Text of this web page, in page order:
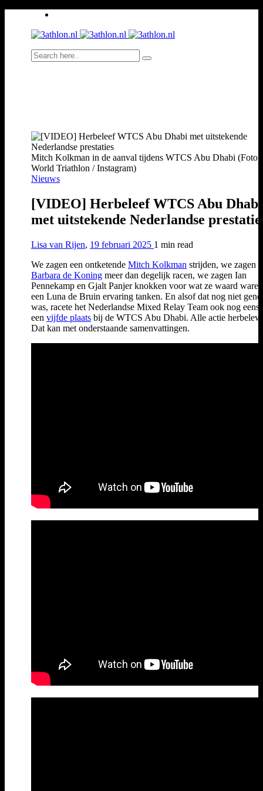
Mitch Kolkman in de aanval tijdens WTCS Abu Dhabi (Foto:
World Triathlon / Instagram)
Nieuws
[VIDEO] Herbeleef WTCS Abu Dhabi
met uitstekende Nederlandse
Lisa van Rijen, 19 februari 2025 1 min read
We zagen een ontketende Mitch Kolkman strijden, we zagen
Barbara de Koning meer dan degelijk racen, we zagen Ian
Pennekamp en Gjalt Panjer knokken voor wat ze waard
een Luna de Bruin ervaring tanken. En alsof dat nog niet
was, racete het Nederlandse Mixed Relay Team ook nog eens
een vijfde plaats bij de WTCS Abu Dhabi. Alle actie
Dat kan met onderstaande samenvattingen.